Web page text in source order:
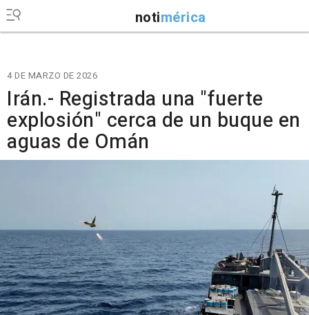
notimérica
4 DE MARZO DE 2026
Irán.- Registrada una "fuerte
explosión" cerca de un buque en
aguas de Omán